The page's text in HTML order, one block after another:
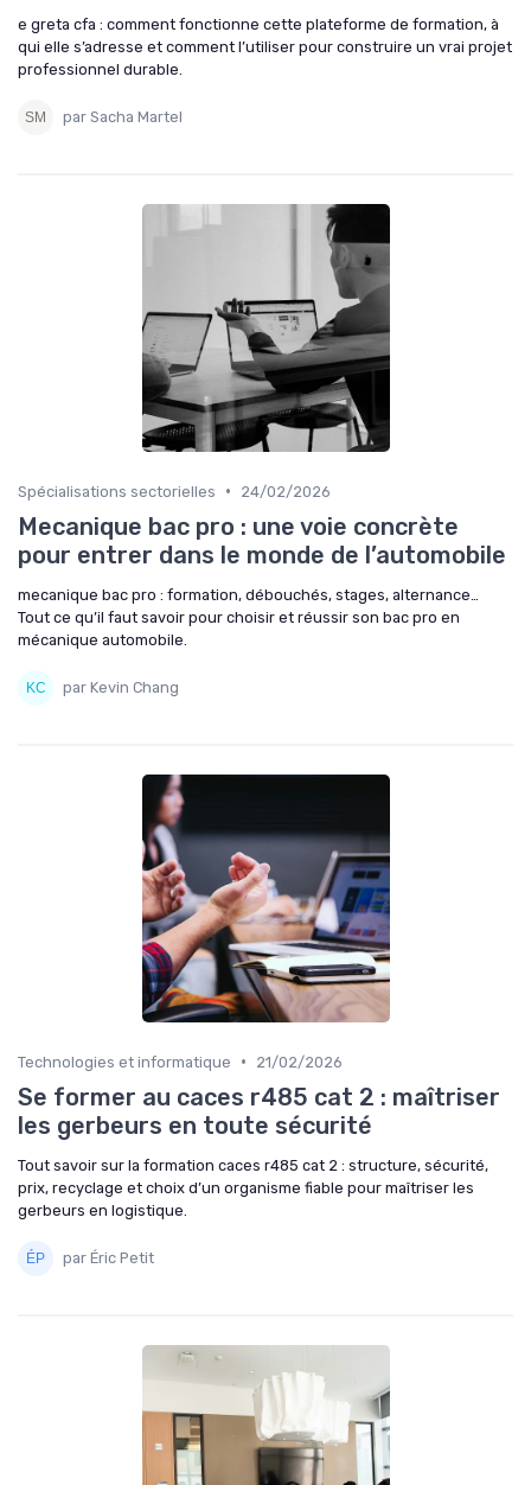
e greta cfa : comment fonctionne cette plateforme de formation, à
qui elle s’adresse et comment l’utiliser pour construire un vrai projet
professionnel durable.
par Sacha Martel
Spécialisations sectorielles • 24/02/2026
Mecanique bac pro : une voie concrète
pour entrer dans le monde de l’automobile
mecanique bac pro : formation, débouchés, stages, alternance…
Tout ce qu’il faut savoir pour choisir et réussir son bac pro en
mécanique automobile.
par Kevin Chang
Technologies et informatique • 21/02/2026
Se former au caces r485 cat 2 : maîtriser
les gerbeurs en toute sécurité
Tout savoir sur la formation caces r485 cat 2 : structure, sécurité,
prix, recyclage et choix d’un organisme fiable pour maîtriser les
gerbeurs en logistique.
par Éric Petit